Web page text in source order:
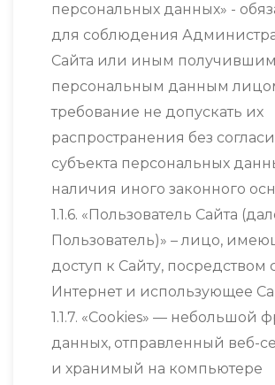
персональных данных» -
для соблюдения
Сайта или иным получившим
персональным данным
требование не допускать их
распространения без
субъекта персональных
наличия иного законного
1.1.6. «Пользователь Сайта
Пользователь)» – лицо,
доступ к Сайту, посредством
Интернет и использующее
1.1.7. «Cookies» — небольшой
данных, отправленный веб-
и хранимый на компьютере